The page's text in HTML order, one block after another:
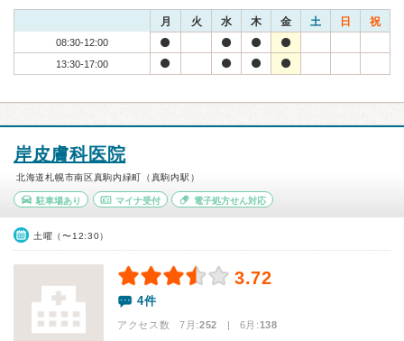
月 火 水 木 金 土 日 祝
08:30-12:00
13:30-17:00
岸皮膚科医院
北海道札幌市南区真駒内緑町（真駒内駅）
駐車場あり マイナ受付 電子処方せん対応
土曜（〜12:30）
3.72
4件
アクセス数 7月:252 | 6月:138